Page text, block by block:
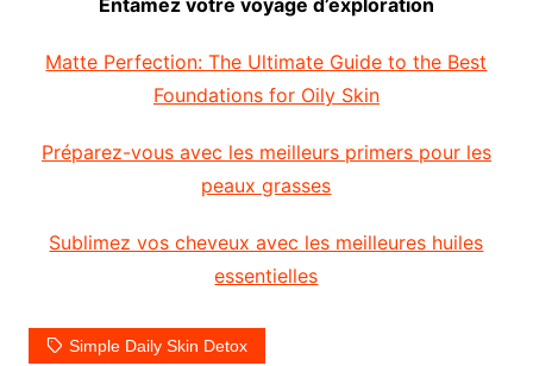
Entamez votre voyage d’exploration
Matte Perfection: The Ultimate Guide to the Best
Foundations for Oily Skin
Préparez-vous avec les meilleurs primers pour les
peaux grasses
Sublimez vos cheveux avec les meilleures huiles
essentielles
Simple Daily Skin Detox